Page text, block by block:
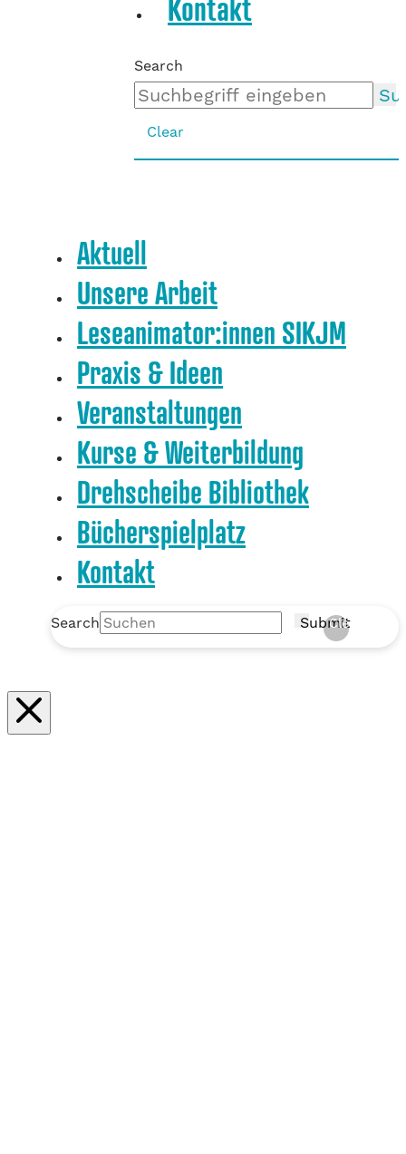
Kontakt
Search
Clear
Aktuell
Unsere Arbeit
Leseanimator:innen SIKJM
Praxis & Ideen
Veranstaltungen
Kurse & Weiterbildung
Drehscheibe Bibliothek
Bücherspielplatz
Kontakt
Search Submit
Clear